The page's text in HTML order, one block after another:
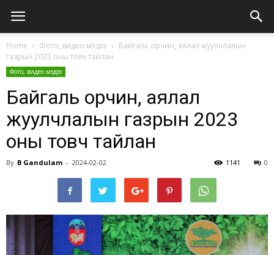
Home Фото, видео мэдээ
Байгаль орчин, аялал жуулчлалын
газрын 2023 оны товч тайлан
Фото, видео мэдээ
Байгаль орчин, аялал
жуулчлалын газрын 2023
оны товч тайлан
By B Gandulam - 2024-02-02 0
1141